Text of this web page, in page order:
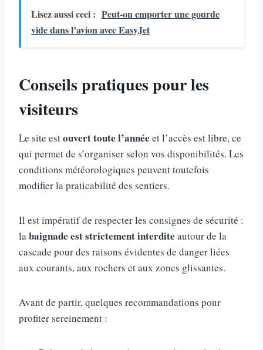
Lisez aussi ceci : Peut-on emporter une gourde
vide dans l’avion avec EasyJet
Conseils pratiques pour les
visiteurs
Le site estouvert toute l’année et l’accès est libre, ce
qui permet de s’organiser selon vos disponibilités. Les
conditions météorologiques peuvent toutefois
modifier la praticabilité des sentiers.
Il est impératif de respecter les consignes de sécurité :
la baignade est strictement interdite autour de la
cascade pour des raisons évidentes de danger liées
aux courants, aux rochers et aux zones glissantes.
Avant de partir, quelques recommandations pour
profiter sereinement :